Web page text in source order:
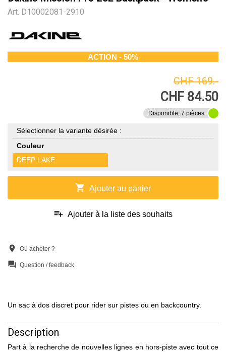
Art. D10002081-2910
ACTION - 50%
CHF 169.-
CHF 84.50
Disponible, 7 pièces
Sélectionner la variante désirée :
Couleur
DEEP LAKE
shopping_cart Ajouter au panier
playlist_add Ajouter à la liste des souhaits
location_on Où acheter ?
question_answer Question / feedback
Un sac à dos discret pour rider sur pistes ou en backcountry.
Description
Part à la recherche de nouvelles lignes en hors-piste avec tout ce